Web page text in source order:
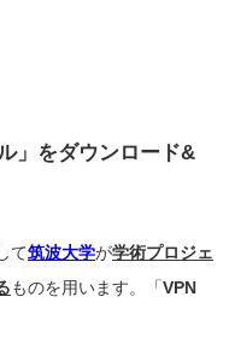
」をダウンロード&
て筑波大学が学術プロジェ
ものを用います。「VPN